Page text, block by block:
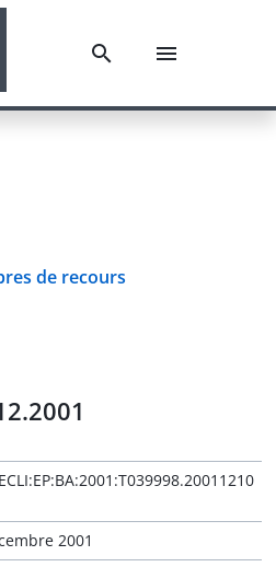
de recours
ECLI:EP:BA:2001:T039998.20011210
2001